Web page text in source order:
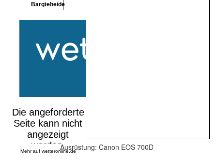
Bargteheide
Mehr auf wetteronline.deAusrüstung: Canon EOS 700D